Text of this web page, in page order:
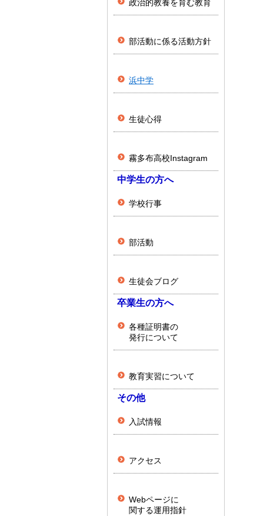
政治的教養を育む教育
部活動に係る活動方針
浜中学
生徒心得
霧多布高校Instagram
中学生の方へ
学校行事
部活動
生徒会ブログ
卒業生の方へ
各種証明書の
発行について
教育実習について
その他
入試情報
アクセス
Webページに
関する運用指針